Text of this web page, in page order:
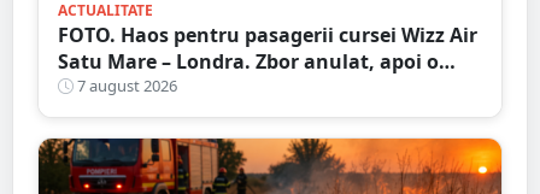
ACTUALITATE
FOTO. Haos pentru pasagerii cursei Wizz Air
Satu Mare – Londra. Zbor anulat, apoi o
nouă întârziere. Fără explicații clare
7 august 2026